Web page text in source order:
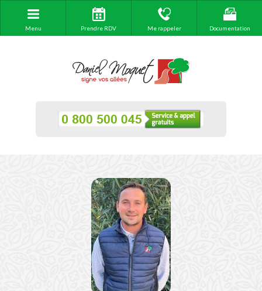
Menu Prendre RDV Me rappeler Documentation